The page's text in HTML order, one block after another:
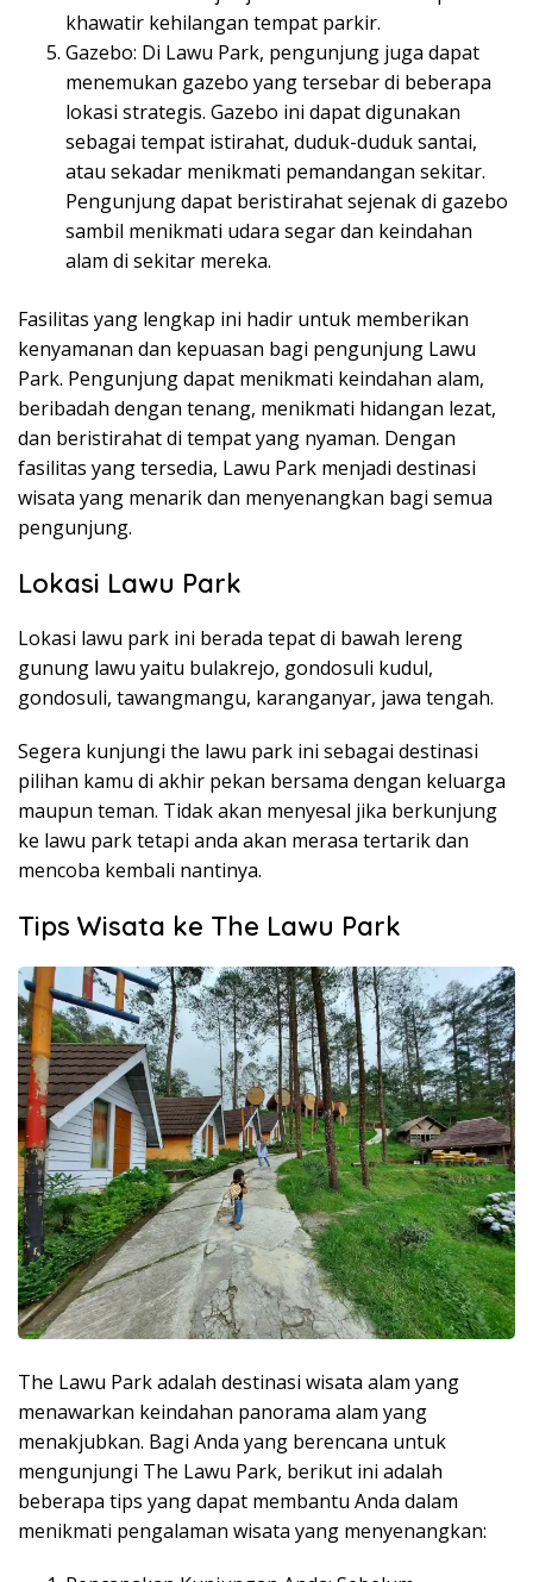
khawatir kehilangan tempat parkir.
Gazebo: Di Lawu Park, pengunjung juga dapat
menemukan gazebo yang tersebar di beberapa
lokasi strategis. Gazebo ini dapat digunakan
sebagai tempat istirahat, duduk-duduk santai,
atau sekadar menikmati pemandangan sekitar.
Pengunjung dapat beristirahat sejenak di gazebo
sambil menikmati udara segar dan keindahan
alam di sekitar mereka.
Fasilitas yang lengkap ini hadir untuk memberikan
kenyamanan dan kepuasan bagi pengunjung Lawu
Park. Pengunjung dapat menikmati keindahan alam,
beribadah dengan tenang, menikmati hidangan lezat,
dan beristirahat di tempat yang nyaman. Dengan
fasilitas yang tersedia, Lawu Park menjadi destinasi
wisata yang menarik dan menyenangkan bagi semua
pengunjung.
Lokasi Lawu Park
Lokasi lawu park ini berada tepat di bawah lereng
gunung lawu yaitu bulakrejo, gondosuli kudul,
gondosuli, tawangmangu, karanganyar, jawa tengah.
Segera kunjungi the lawu park ini sebagai destinasi
pilihan kamu di akhir pekan bersama dengan keluarga
maupun teman. Tidak akan menyesal jika berkunjung
ke lawu park tetapi anda akan merasa tertarik dan
mencoba kembali nantinya.
Tips Wisata ke The Lawu Park
The Lawu Park adalah destinasi wisata alam yang
menawarkan keindahan panorama alam yang
menakjubkan. Bagi Anda yang berencana untuk
mengunjungi The Lawu Park, berikut ini adalah
beberapa tips yang dapat membantu Anda dalam
menikmati pengalaman wisata yang menyenangkan: